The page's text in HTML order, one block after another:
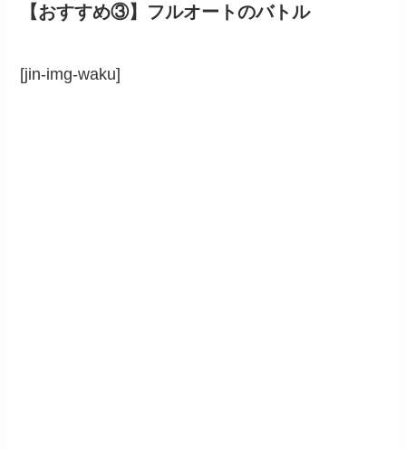
【おすすめ③】フルオートのバトル
[jin-img-waku]